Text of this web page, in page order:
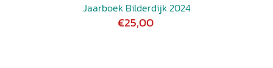
Jaarboek Bilderdijk 2024
€25,00